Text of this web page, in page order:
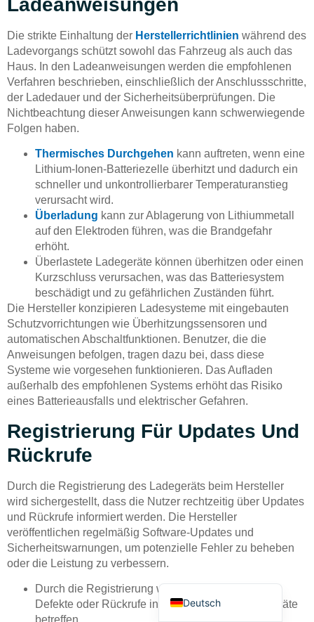
Ladeanweisungen
Die strikte Einhaltung der Herstellerrichtlinien während des
Ladevorgangs schützt sowohl das Fahrzeug als auch das
Haus. In den Ladeanweisungen werden die empfohlenen
Verfahren beschrieben, einschließlich der Anschlussschritte,
der Ladedauer und der Sicherheitsüberprüfungen. Die
Nichtbeachtung dieser Anweisungen kann schwerwiegende
Folgen haben.
Thermisches Durchgehen kann auftreten, wenn eine
Lithium-Ionen-Batteriezelle überhitzt und dadurch ein
schneller und unkontrollierbarer Temperaturanstieg
verursacht wird.
Überladung kann zur Ablagerung von Lithiummetall
auf den Elektroden führen, was die Brandgefahr
erhöht.
Überlastete Ladegeräte können überhitzen oder einen
Kurzschluss verursachen, was das Batteriesystem
beschädigt und zu gefährlichen Zuständen führt.
Die Hersteller konzipieren Ladesysteme mit eingebauten
Schutzvorrichtungen wie Überhitzungssensoren und
automatischen Abschaltfunktionen. Benutzer, die die
Anweisungen befolgen, tragen dazu bei, dass diese
Systeme wie vorgesehen funktionieren. Das Aufladen
außerhalb des empfohlenen Systems erhöht das Risiko
eines Batterieausfalls und elektrischer Gefahren.
Registrierung Für Updates Und
Rückrufe
Durch die Registrierung des Ladegeräts beim Hersteller
wird sichergestellt, dass die Nutzer rechtzeitig über Updates
und Rückrufe informiert werden. Die Hersteller
veröffentlichen regelmäßig Software-Updates und
Sicherheitswarnungen, um potenzielle Fehler zu beheben
oder die Leistung zu verbessern.
Durch die Registrierung werden die Nutzer über
Defekte oder Rückrufe informiert, die ihre Ladegeräte
betreffen.
Deutsch
Português
Русский
Français
Türkçe